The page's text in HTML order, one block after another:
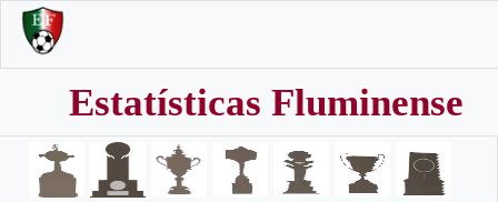
Estatísticas Fluminense